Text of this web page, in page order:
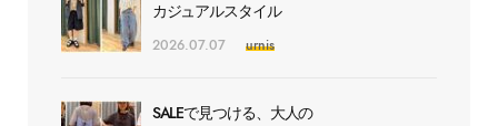
カジュアルスタイル
2026.07.07 urnis
SALEで見つける、大人の